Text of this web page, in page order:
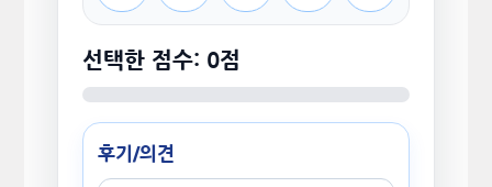
선택한 점수: 0점
후기/의견